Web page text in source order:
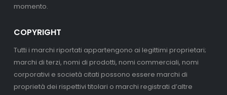
momento.
COPYRIGHT
Tutti i marchi riportati appartengono ai legittimi proprietari;
marchi di terzi, nomi di prodotti, nomi commerciali, nomi
corporativi e società citati possono essere marchi di
proprietà dei rispettivi titolari o marchi registrati d’altre